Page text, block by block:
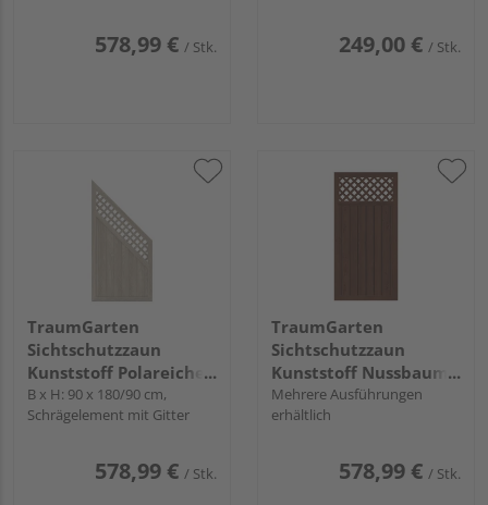
578,99 € / Stk. 249,00 € / Stk.
TraumGarten
Sichtschutzzaun
Kunststoff Polareiche
"LONGLIFE RIVA"
B x H: 90 x 180/90 cm,
Schrägelement mit Gitter
578,99 € / Stk.
TraumGarten
Sichtschutzzaun
Kunststoff Nussbaum
"LONGLIFE RIVA"
Mehrere Ausführungen
erhältlich
578,99 € / Stk.